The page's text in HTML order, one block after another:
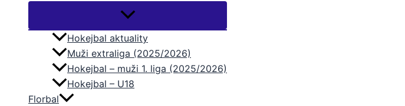
Hokejbal aktuality
Muži extraliga (2025/2026)
Hokejbal – muži 1. liga (2025/2026)
Hokejbal – U18
Florbal